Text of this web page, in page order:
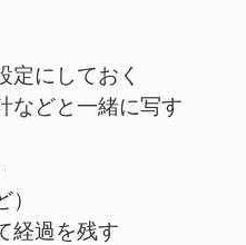
定にしておく
などと一緒に写す
経過を残す